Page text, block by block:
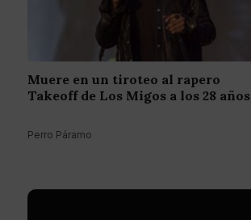
Muere en un tiroteo al rapero
Takeoff de Los Migos a los 28 años
Perro Páramo